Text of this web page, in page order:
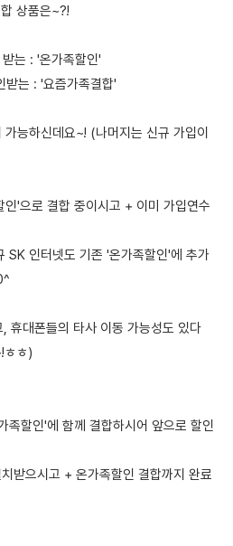
상품은~?!
는 : '온가족할인'
는 : '요즘가족결합'
능하신데요~! (나머지는 신규 가입이
'으로 결합 중이시고 + 이미 가입연수
SK 인터넷도 기존 '온가족할인'에 추가
휴대폰들의 타사 이동 가능성도 있다
ㅎㅎ)
족할인'에 함께 결합하시어 앞으로 할인
받으시고 + 온가족할인 결합까지 완료